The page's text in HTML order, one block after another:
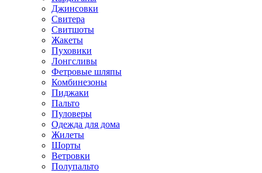
Джинсовки
Свитера
Свитшоты
Жакеты
Пуховики
Лонгсливы
Фетровые шляпы
Комбинезоны
Пиджаки
Пальто
Пуловеры
Одежда для дома
Жилеты
Шорты
Ветровки
Полупальто